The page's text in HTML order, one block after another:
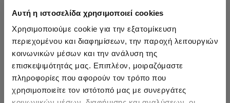
Αυτή η ιστοσελίδα χρησιμοποιεί cookies
Χρησιμοποιούμε cookie για την εξατομίκευση
περιεχομένου και διαφημίσεων, την παροχή λειτουργιών
κοινωνικών μέσων και την ανάλυση της
επισκεψιμότητάς μας. Επιπλέον, μοιραζόμαστε
πληροφορίες που αφορούν τον τρόπο που
χρησιμοποιείτε τον ιστότοπό μας με συνεργάτες
HOT OFFER